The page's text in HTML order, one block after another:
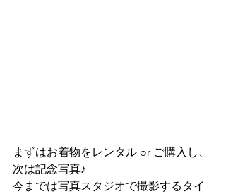
まずはお着物をレンタル or ご購入し、
次は記念写真♪
今までは写真スタジオで撮影するタイ